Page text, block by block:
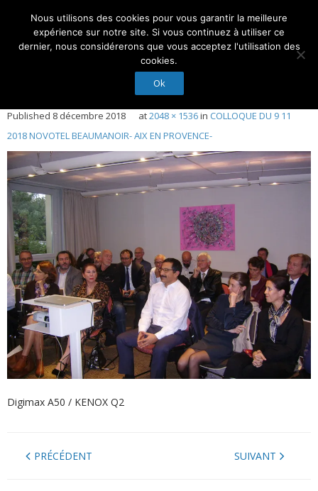
Suivez-Nous :
Actualités
Droit et Expertise
Nos Experts
Membres d’honneur
Nous contacter
Conseil d’administration
Published 8 décembre 2018 at2048 × 1536in COLLOQUE DU 9 11
2018 NOVOTEL BEAUMANOIR- AIX EN PROVENCE-
Digimax A50 / KENOX Q2
PRÉCÉDENT SUIVANT
Nous utilisons des cookies pour vous garantir la meilleure
expérience sur notre site. Si vous continuez à utiliser ce
dernier, nous considérerons que vous acceptez l'utilisation des
cookies.
Ok